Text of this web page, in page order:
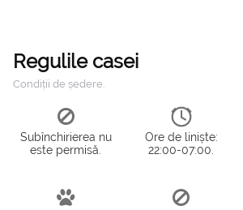
Regulile casei
Condiții de ședere.
Subînchirierea nu
este permisă.
Ore de liniște:
22:00-07:00.